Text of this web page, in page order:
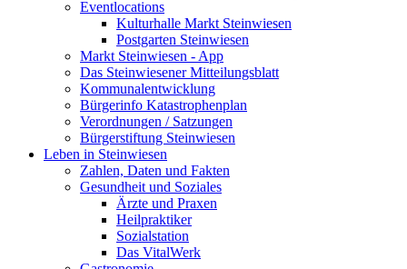
Eventlocations
Kulturhalle Markt Steinwiesen
Postgarten Steinwiesen
Markt Steinwiesen - App
Das Steinwiesener Mitteilungsblatt
Kommunalentwicklung
Bürgerinfo Katastrophenplan
Verordnungen / Satzungen
Bürgerstiftung Steinwiesen
Leben in Steinwiesen
Zahlen, Daten und Fakten
Gesundheit und Soziales
Ärzte und Praxen
Heilpraktiker
Sozialstation
Das VitalWerk